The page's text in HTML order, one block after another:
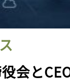
役会と